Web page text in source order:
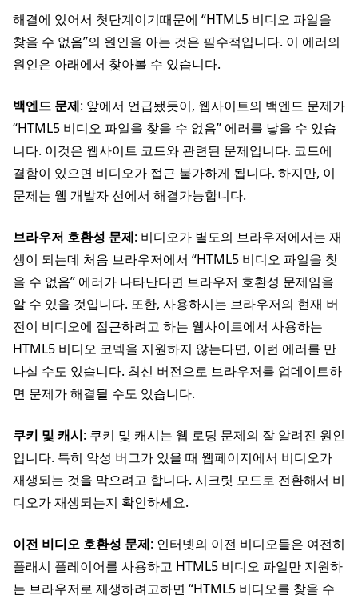
해결에 있어서 첫단계이기때문에 “HTML5 비디오 파일을
찾을 수 없음”의 원인을 아는 것은 필수적입니다. 이 에러의
원인은 아래에서 찾아볼 수 있습니다.
백엔드 문제: 앞에서 언급됐듯이, 웹사이트의 백엔드 문제가
“HTML5 비디오 파일을 찾을 수 없음” 에러를 낳을 수 있습
니다. 이것은 웹사이트 코드와 관련된 문제입니다. 코드에
결함이 있으면 비디오가 접근 불가하게 됩니다. 하지만, 이
문제는 웹 개발자 선에서 해결가능합니다.
브라우저 호환성 문제: 비디오가 별도의 브라우저에서는 재
생이 되는데 처음 브라우저에서 “HTML5 비디오 파일을 찾
을 수 없음” 에러가 나타난다면 브라우저 호환성 문제임을
알 수 있을 것입니다. 또한, 사용하시는 브라우저의 현재 버
전이 비디오에 접근하려고 하는 웹사이트에서 사용하는
HTML5 비디오 코덱을 지원하지 않는다면, 이런 에러를 만
나실 수도 있습니다. 최신 버전으로 브라우저를 업데이트하
면 문제가 해결될 수도 있습니다.
쿠키 및 캐시: 쿠키 및 캐시는 웹 로딩 문제의 잘 알려진 원인
입니다. 특히 악성 버그가 있을 때 웹페이지에서 비디오가
재생되는 것을 막으려고 합니다. 시크릿 모드로 전환해서 비
디오가 재생되는지 확인하세요.
이전 비디오 호환성 문제: 인터넷의 이전 비디오들은 여전히
플래시 플레이어를 사용하고 HTML5 비디오 파일만 지원하
는 브라우저로 재생하려고하면 “HTML5 비디오를 찾을 수